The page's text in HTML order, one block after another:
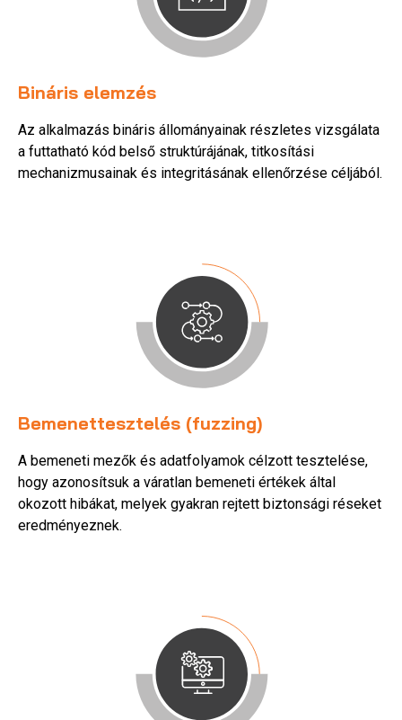
Bináris elemzés
Az alkalmazás bináris állományainak részletes vizsgálata
a futtatható kód belső struktúrájának, titkosítási
mechanizmusainak és integritásának ellenőrzése céljából.
Bemenettesztelés (fuzzing)
A bemeneti mezők és adatfolyamok célzott tesztelése,
hogy azonosítsuk a váratlan bemeneti értékek által
okozott hibákat, melyek gyakran rejtett biztonsági réseket
eredményeznek.